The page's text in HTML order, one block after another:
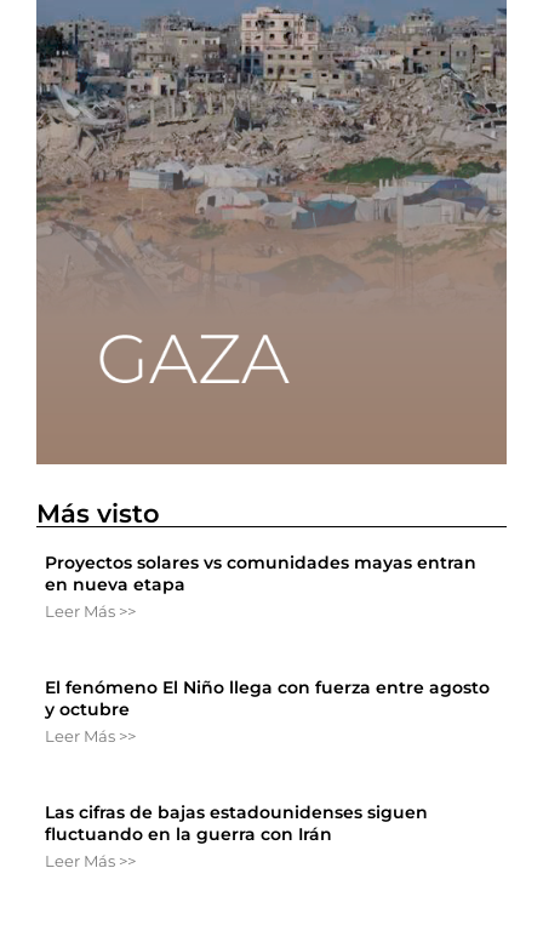
Más visto
Proyectos solares vs comunidades mayas entran
en nueva etapa
Leer Más >>
El fenómeno El Niño llega con fuerza entre agosto
y octubre
Leer Más >>
Las cifras de bajas estadounidenses siguen
fluctuando en la guerra con Irán
Leer Más >>